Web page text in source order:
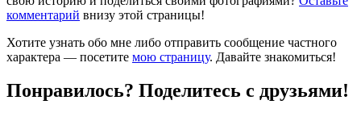
комментарий внизу этой страницы!
Хотите узнать обо мне либо отправить сообщение частного
характера — посетите мою страницу. Давайте знакомиться!
Понравилось? Поделитесь с друзьями!